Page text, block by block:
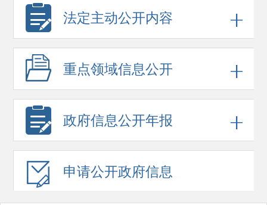
法定主动公开内容
重点领域信息公开
政府信息公开年报
申请公开政府信息